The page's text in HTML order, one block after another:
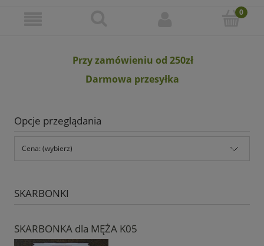
Przy zamówieniu od 250zł
Darmowa przesyłka
Opcje przeglądania
Cena: (wybierz)
SKARBONKI
SKARBONKA dla MĘŻA K05